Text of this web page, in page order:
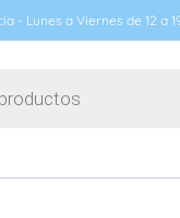
- Lunes a Viernes de 12